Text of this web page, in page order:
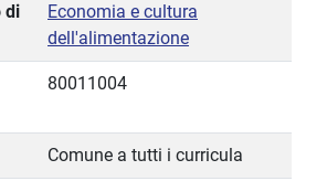
di
Economia e cultura
dell'alimentazione
80011004
Comune a tutti i curricula